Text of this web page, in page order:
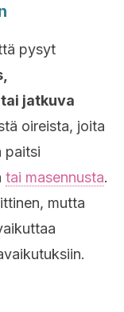
pysyt
jatkuva
oireista, joita
paitsi
tai masennusta.
mutta